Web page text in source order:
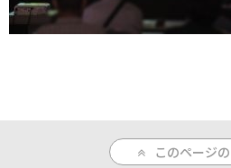
人間ドックのご案内
このページ